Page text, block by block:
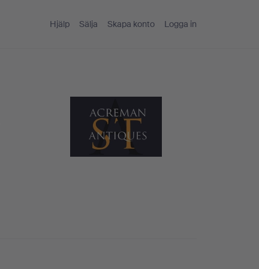
Hjälp Sälja Skapa konto Logga in